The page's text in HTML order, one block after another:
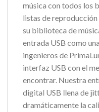
música con todos los
listas de reproducción
su biblioteca de
entrada USB como
ingenieros de
interfaz USB con el
encontrar. Nuestra
digital USB llena de
dramáticamente la